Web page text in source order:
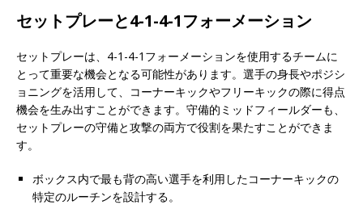
セットプレーと4-1-4-1フォーメーション
セットプレーは、4-1-4-1フォーメーションを使用するチームに
とって重要な機会となる可能性があります。選手の身長やポジシ
ョニングを活用して、コーナーキックやフリーキックの際に得点
機会を生み出すことができます。守備的ミッドフィールダーも、
セットプレーの守備と攻撃の両方で役割を果たすことができま
す。
ボックス内で最も背の高い選手を利用したコーナーキックの
特定のルーチンを設計する。